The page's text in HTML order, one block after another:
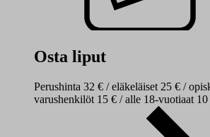
Osta liput
Perushinta 32 € / eläkeläiset 25 € /
varushenkilöt 15 € / alle 18-vuotiaat 10